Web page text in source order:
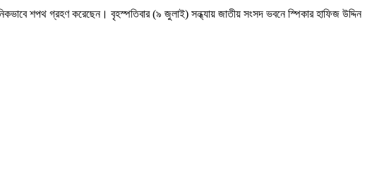
শপথ গ্রহণ করেছেন। বৃহস্পতিবার (৯ জুলাই) সন্ধ্যায় জাতীয় সংসদ ভবনে স্পিকার হাফিজ উদ্দিন